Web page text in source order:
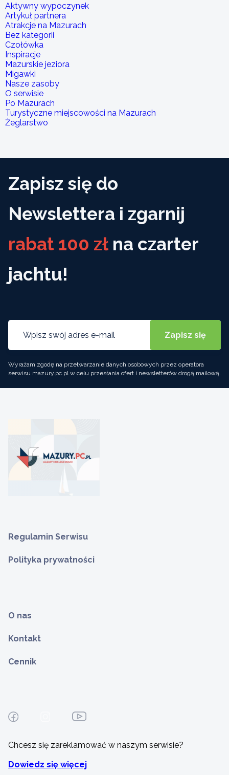
Aktywny wypoczynek
Artykuł partnera
Atrakcje na Mazurach
Bez kategorii
Czołówka
Inspiracje
Mazurskie jeziora
Migawki
Nasze zasoby
O serwisie
Po Mazurach
Turystyczne miejscowości na Mazurach
Żeglarstwo
Zapisz się do
Newslettera i zgarnij
rabat 100 zł na czarter
jachtu!
Wyrażam zgodę na przetwarzanie danych osobowych przez operatora
serwisu mazury.pc.pl w celu przesłania ofert i newsletterów drogą mailową.
Regulamin Serwisu
Polityka prywatności
O nas
Kontakt
Cennik
Chcesz się zareklamować w naszym serwisie?
Dowiedz się więcej